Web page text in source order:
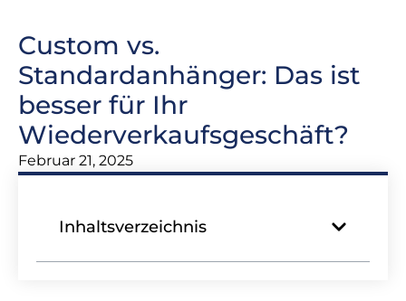
Custom vs.
Standardanhänger: Das ist
besser für Ihr
Wiederverkaufsgeschäft?
Februar 21, 2025
Inhaltsverzeichnis